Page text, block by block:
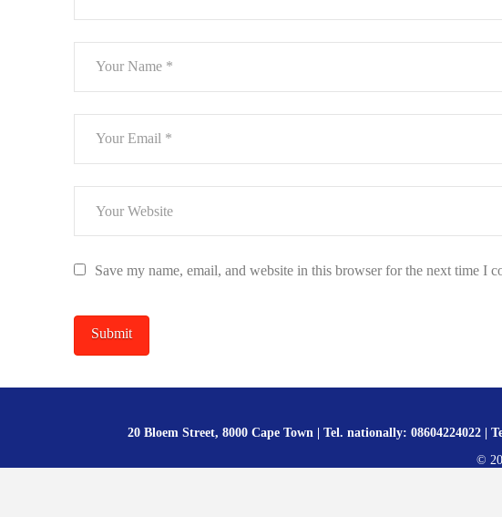
Save my name, email, and website in this browser for the next time I
20 Bloem Street, 8000 Cape Town | Tel. nationally: 08604224022 |
©